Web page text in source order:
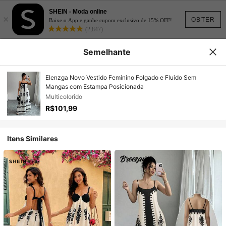
OBTER
×
SHEIN - Moda online
Baixe o App e ganhe cupom exclusivo de 15% OFF!
(2,847)
Semelhante
Elenzga Novo Vestido Feminino Folgado e Fluido Sem
Mangas com Estampa Posicionada
Multicolorido
R$101,99
Itens Similares